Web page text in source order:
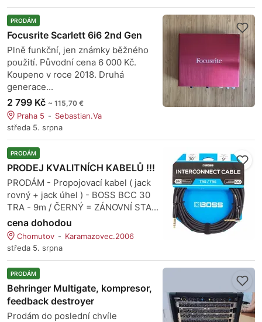
PRODÁM
Focusrite Scarlett 6i6 2nd Gen
Plně funkční, jen známky běžného
použití. Původní cena 6 000 Kč.
Koupeno v roce 2018. Druhá
generace...
2 799 Kč ~ 115,70 €
Praha 5
Sebastian.Va
středa 5. srpna
PRODÁM
PRODEJ KVALITNÍCH KABELŮ !!!
PRODÁM - Propojovací kabel ( jack
rovný + jack úhel ) - BOSS BCC 30
TRA - 9m / ČERNÝ = ZÁNOVNÍ STA...
cena dohodou
Chomutov
Karamazovec.2006
středa 5. srpna
PRODÁM
Behringer Multigate, kompresor,
feedback destroyer
Prodám do poslední chvíle